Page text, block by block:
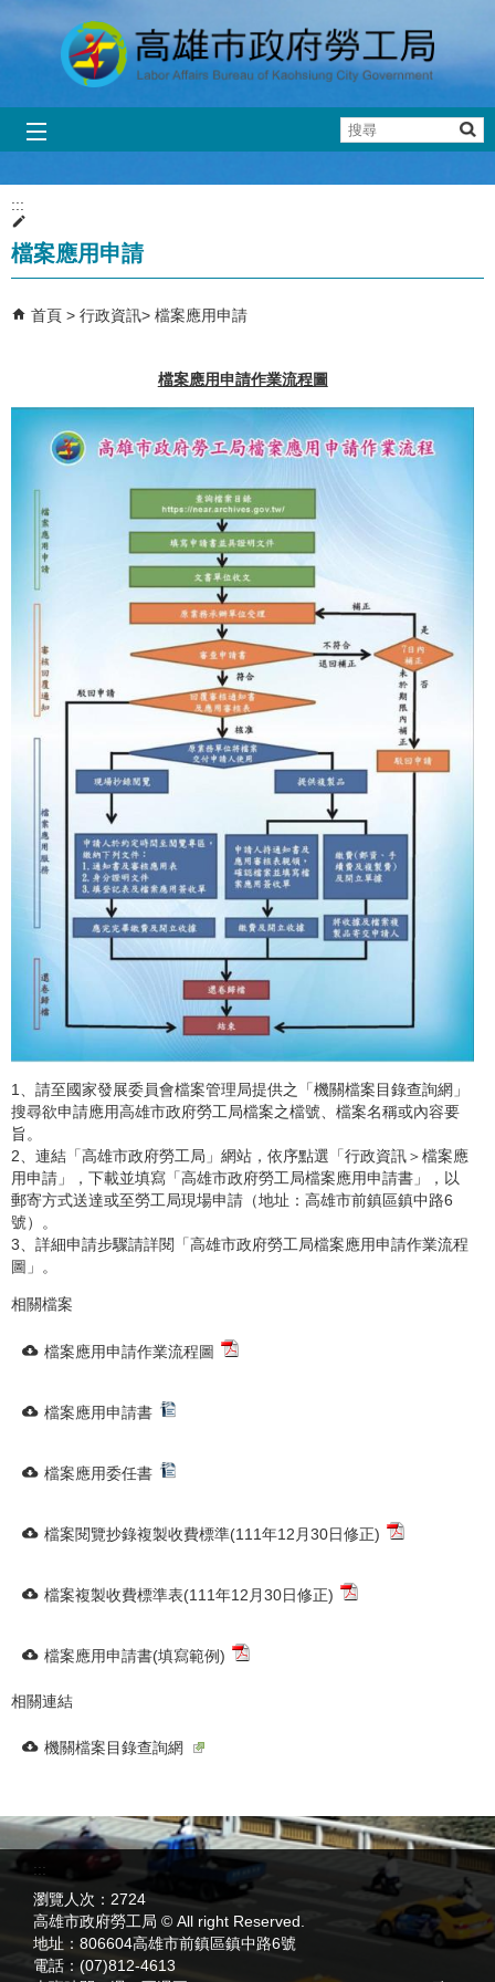
跳到主要內容區塊
搜
尋
:::
檔案應用申請
首頁 行政資訊 檔案應用申請
檔案應用申請作業流程圖
1、請至國家發展委員會檔案管理局提供之「機關檔案目錄查詢網」
搜尋欲申請應用高雄市政府勞工局檔案之檔號、檔案名稱或內容要
旨。
2、連結「高雄市政府勞工局」網站，依序點選「行政資訊＞檔案應
用申請」，下載並填寫「高雄市政府勞工局檔案應用申請書」，以
郵寄方式送達或至勞工局現場申請（地址：高雄市前鎮區鎮中路6
號）。
3、詳細申請步驟請詳閱「高雄市政府勞工局檔案應用申請作業流程
圖」。
相關檔案
檔案應用申請作業流程圖
檔案應用申請書
檔案應用委任書
檔案閱覽抄錄複製收費標準(111年12月30日修正)
檔案複製收費標準表(111年12月30日修正)
檔案應用申請書(填寫範例)
相關連結
機關檔案目錄查詢網
:::
瀏覽人次： 2724
高雄市政府勞工局 © All right Reserved.
地址： 806604高雄市前鎮區鎮中路6號
電話： (07)812-4613